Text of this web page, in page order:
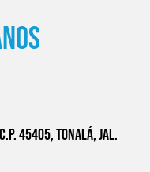
45405, Tonalá, Jal.